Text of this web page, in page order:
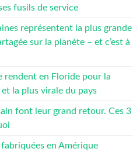
fusils de service
représentent la plus grande
sur la planète – et c’est à
rendent en Floride pour la
la plus virale du pays
font leur grand retour. Ces 3
en Amérique